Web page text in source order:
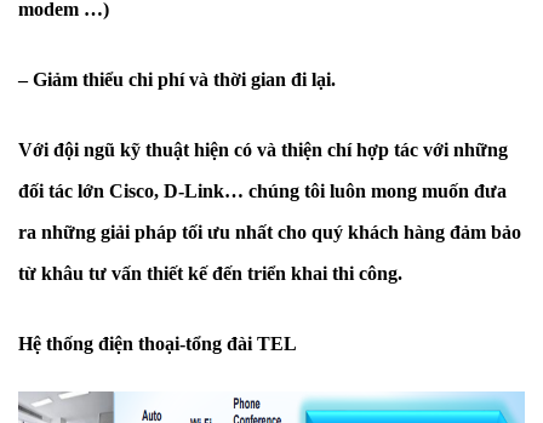
modem …)
– Giảm thiểu chi phí và thời gian đi lại.
Với đội ngũ kỹ thuật hiện có và thiện chí hợp tác với những
đối tác lớn Cisco, D-Link… chúng tôi luôn mong muốn đưa
ra những giải pháp tối ưu nhất cho quý khách hàng đảm bảo
từ khâu tư vấn thiết kế đến triển khai thi công.
Hệ thống điện thoại-tổng đài TEL